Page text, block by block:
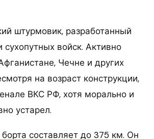
штурмовик, разработанный
войск. Активно
Чечне и других
на возраст конструкции,
ВКС РФ, хотя морально и
устарел.
составляет до 375 км. Он